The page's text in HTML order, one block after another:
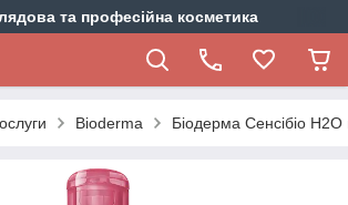
та професійна косметика
Bioderma Біодерма Сенсібіо